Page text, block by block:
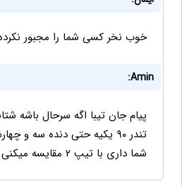
خوب نخر کسی شما را مجبور
Amin:
تندر ۹۰ یکیه حتی دنده سه و
شما داری با تیپ ۲ مقایسه میکنی